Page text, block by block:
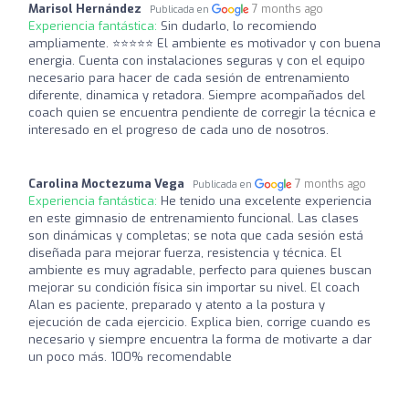
Marisol Hernández Publicada en 7 months ago
Experiencia fantástica: Sin dudarlo, lo recomiendo
ampliamente. ⭐️⭐️⭐️⭐️⭐️ El ambiente es motivador y con buena
energia. Cuenta con instalaciones seguras y con el equipo
necesario para hacer de cada sesión de entrenamiento
diferente, dinamica y retadora. Siempre acompañados del
coach quien se encuentra pendiente de corregir la técnica e
interesado en el progreso de cada uno de nosotros.
Carolina Moctezuma Vega Publicada en 7 months ago
Experiencia fantástica: He tenido una excelente experiencia
en este gimnasio de entrenamiento funcional. Las clases
son dinámicas y completas; se nota que cada sesión está
diseñada para mejorar fuerza, resistencia y técnica. El
ambiente es muy agradable, perfecto para quienes buscan
mejorar su condición física sin importar su nivel. El coach
Alan es paciente, preparado y atento a la postura y
ejecución de cada ejercicio. Explica bien, corrige cuando es
necesario y siempre encuentra la forma de motivarte a dar
un poco más. 100% recomendable